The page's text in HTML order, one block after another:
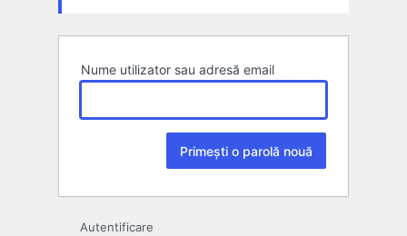
Nume utilizator sau adresă email
Autentificare